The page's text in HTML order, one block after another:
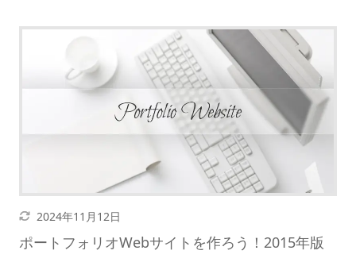
更新日
2024年11月12日
ポートフォリオWebサイトを作ろう！2015年版